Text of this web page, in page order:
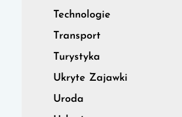
Technologie
Transport
Turystyka
Ukryte Zajawki
Uroda